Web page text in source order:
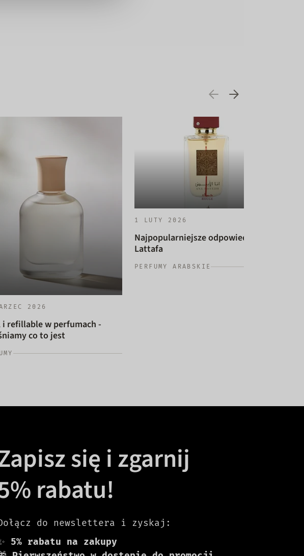
2026
i refillable w perfumach -
co to jest
1 LUTY 2026
Najpopularniejsze odpowiedniki
Lattafa
PERFUMY ARABSKIE
się i zgarnij
rabatu!
do newslettera i zyskaj:
5% rabatu na zakupy